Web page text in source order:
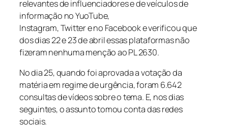
relevantes de influenciadores e de veículos de
informação no YuoTube,
Instagram, Twitter e no Facebook e verificou que
dos dias 22 e 23 de abril essas plataformas não
fizeram nenhuma menção ao PL 2630.
No dia 25, quando foi aprovada a votação da
matéria em regime de urgência, foram 6.642
consultas de vídeos sobre o tema. E, nos dias
seguintes, o assunto tomou conta das redes
sociais.